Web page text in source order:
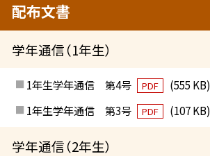
配布文書
学年通信（1年生）
1年生学年通信 第4号 PDF
(555 KB)
1年生学年通信 第3号
PDF (107 KB)
学年通信（2年生）